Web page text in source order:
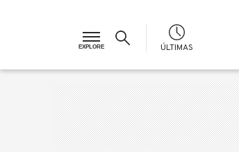
ÚLTIMAS